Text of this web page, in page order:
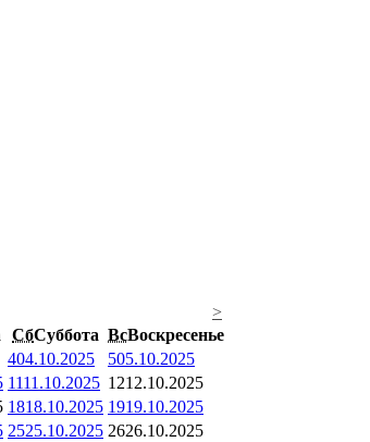
>
СбСуббота ВсВоскресенье
404.10.2025 505.10.2025
1111.10.2025 1212.10.2025
1818.10.2025 1919.10.2025
2525.10.2025 2626.10.2025